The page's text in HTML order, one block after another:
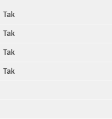
Tak
Tak
Tak
Tak